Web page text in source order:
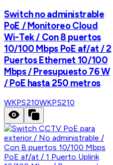
Switch no administrable
PoE / Monitoreo Cloud
Wi-Tek / Con 8 puertos
10/100 Mbps PoE af/at / 2
Puertos Ethernet 10/100
Mbps / Presupuesto 76 W
/ PoE hasta 250 metros
WKPS210WKPS210